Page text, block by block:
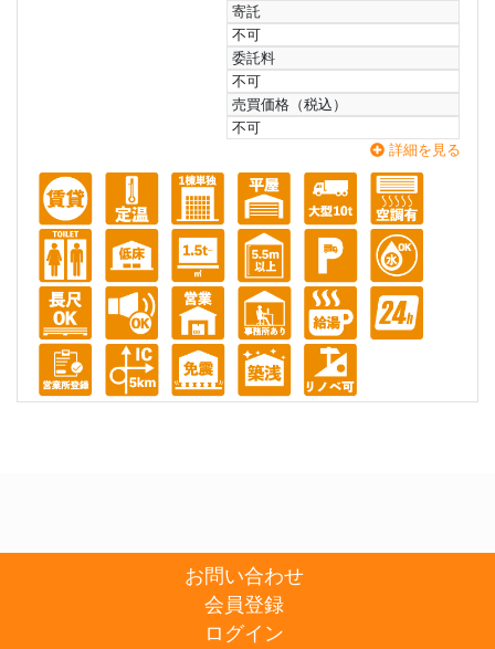
寄託
不可
委託料
不可
売買価格（税込）
不可
詳細を見る
お問い合わせ
会員登録
ログイン